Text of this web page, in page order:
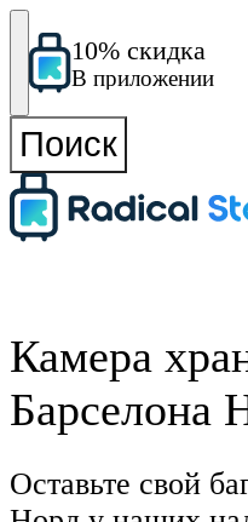
10% скидка
В приложении
Поиск
Камера
Барселона
Оставьте свой